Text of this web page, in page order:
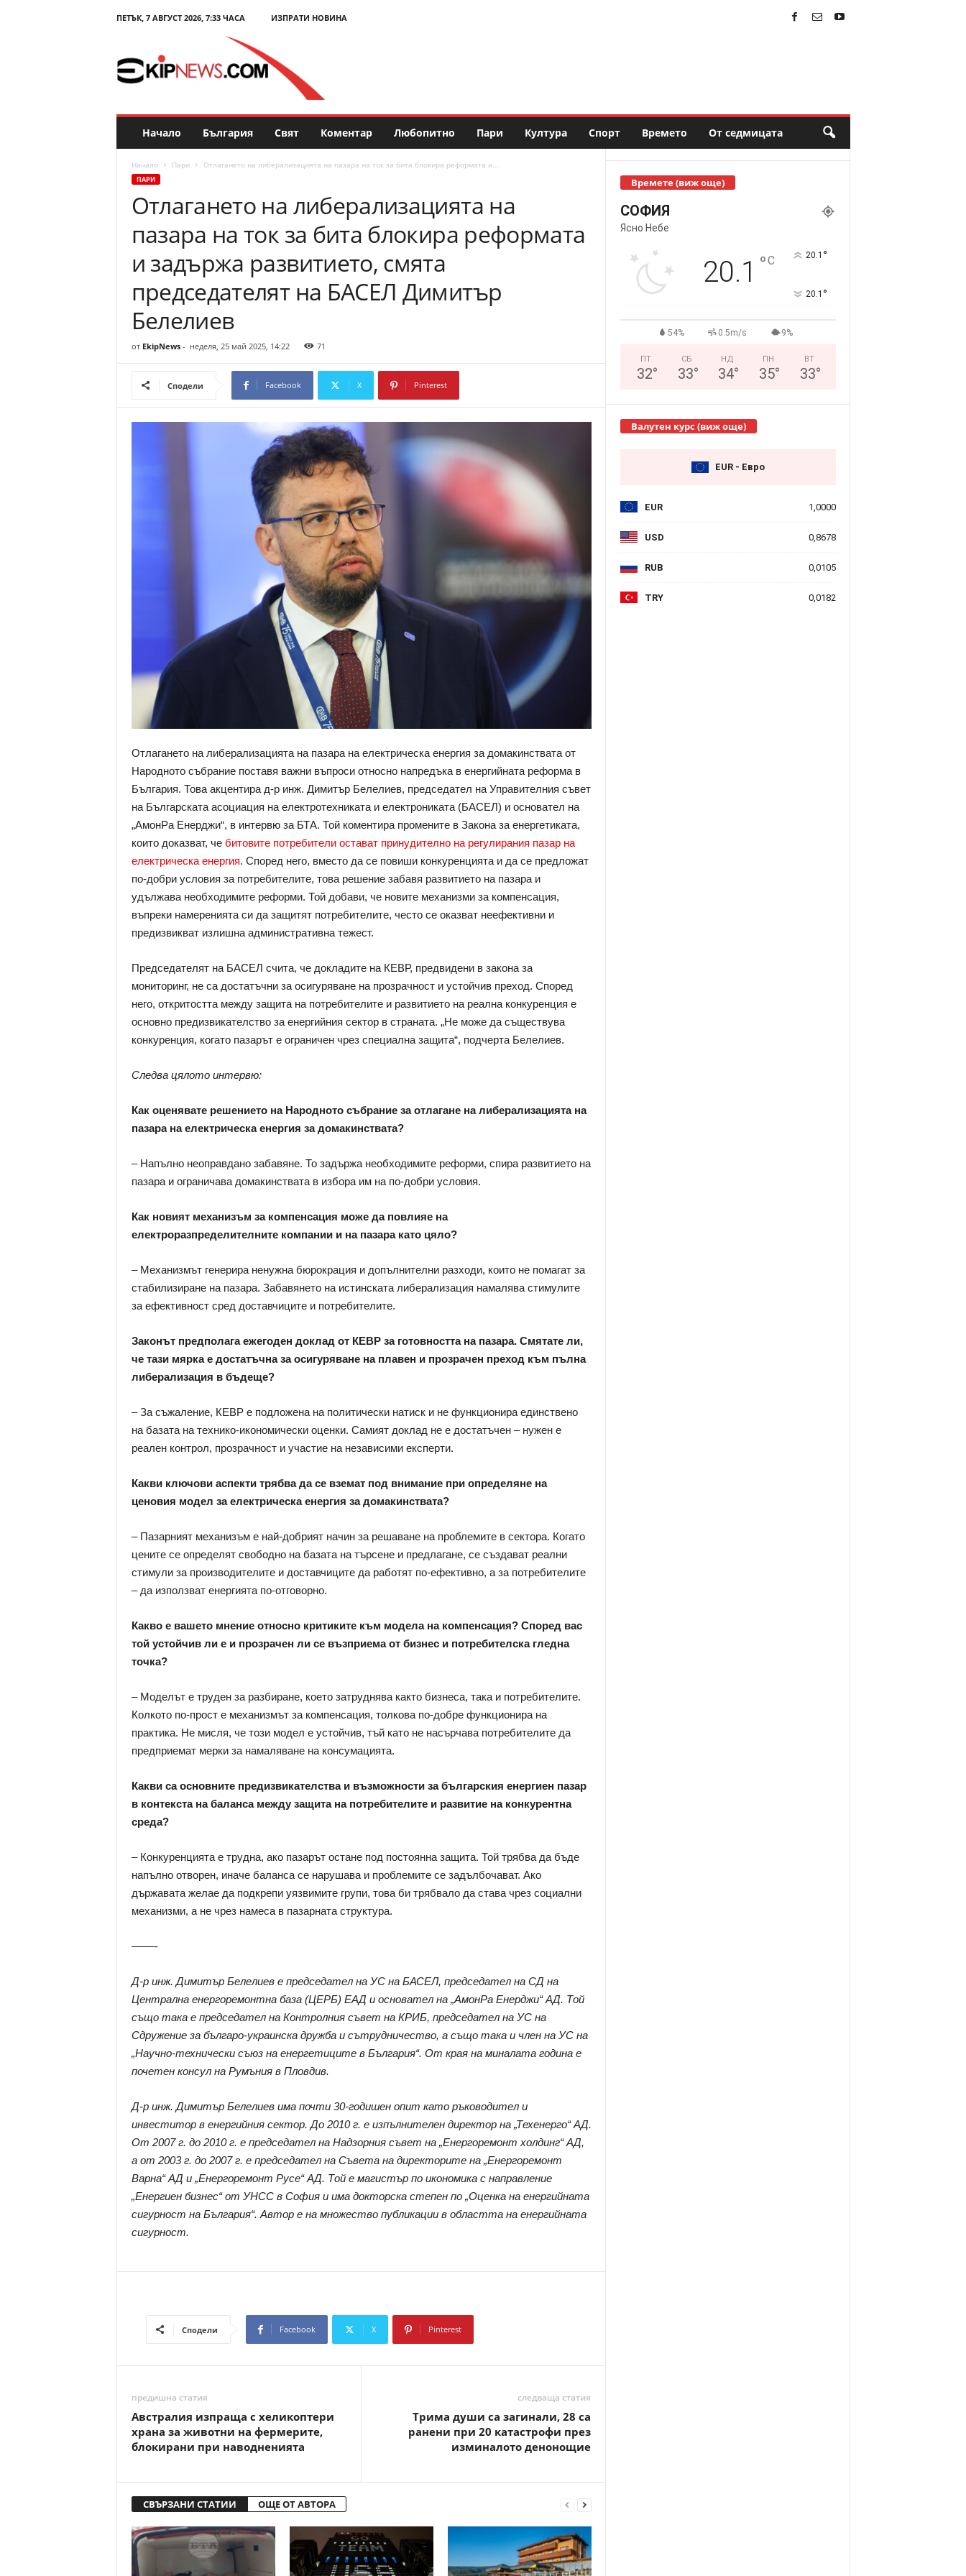
ПЕТЪК, 7 АВГУСТ 2026, 7:33 ЧАСА ИЗПРАТИ НОВИНА
E
p
N
е
а
Начало България Свят Коментар Любопитно Пари Култура Спорт Времето От седмицата
Начало Пари Отлагането на либерализацията на пазара на ток за бита блокира реформата и...
ПАРИ
Отлагането на либерализацията на
пазара на ток за бита блокира реформата
и задържа развитието, смята
председателят на БАСЕЛ Димитър
Белелиев
от EkipNews- неделя, 25 май 2025, 14:22 71
Сподели Facebook X Pinterest
Отлагането на либерализацията на пазара на електрическа енергия за домакинствата от
Народното събрание поставя важни въпроси относно напредъка в енергийната реформа в
България. Това акцентира д-р инж. Димитър Белелиев, председател на Управителния съвет
на Българската асоциация на електротехниката и електрониката (БАСЕЛ) и основател на
„АмонРа Енерджи“, в интервю за БТА. Той коментира промените в Закона за енергетиката,
които доказват, че битовите потребители остават принудително на регулирания пазар на
електрическа енергия. Според него, вместо да се повиши конкуренцията и да се предложат
по-добри условия за потребителите, това решение забавя развитието на пазара и
удължава необходимите реформи. Той добави, че новите механизми за компенсация,
въпреки намеренията си да защитят потребителите, често се оказват неефективни и
предизвикват излишна административна тежест.
Председателят на БАСЕЛ счита, че докладите на КЕВР, предвидени в закона за
мониторинг, не са достатъчни за осигуряване на прозрачност и устойчив преход. Според
него, откритостта между защита на потребителите и развитието на реална конкуренция е
основно предизвикателство за енергийния сектор в страната. „Не може да съществува
конкуренция, когато пазарът е ограничен чрез специална защита“, подчерта Белелиев.
Следва цялото интервю:
Как оценявате решението на Народното събрание за отлагане на либерализацията на
пазара на електрическа енергия за домакинствата?
– Напълно неоправдано забавяне. То задържа необходимите реформи, спира развитието на
пазара и ограничава домакинствата в избора им на по-добри условия.
Как новият механизъм за компенсация може да повлияе на
електроразпределителните компании и на пазара като цяло?
– Механизмът генерира ненужна бюрокрация и допълнителни разходи, които не помагат за
стабилизиране на пазара. Забавянето на истинската либерализация намалява стимулите
за ефективност сред доставчиците и потребителите.
Законът предполага ежегоден доклад от КЕВР за готовността на пазара. Смятате ли,
че тази мярка е достатъчна за осигуряване на плавен и прозрачен преход към пълна
либерализация в бъдеще?
– За съжаление, КЕВР е подложена на политически натиск и не функционира единствено
на базата на технико-икономически оценки. Самият доклад не е достатъчен – нужен е
реален контрол, прозрачност и участие на независими експерти.
Какви ключови аспекти трябва да се вземат под внимание при определяне на
ценовия модел за електрическа енергия за домакинствата?
– Пазарният механизъм е най-добрият начин за решаване на проблемите в сектора. Когато
цените се определят свободно на базата на търсене и предлагане, се създават реални
стимули за производителите и доставчиците да работят по-ефективно, а за потребителите
– да използват енергията по-отговорно.
Какво е вашето мнение относно критиките към модела на компенсация? Според вас
той устойчив ли е и прозрачен ли се възприема от бизнес и потребителска гледна
точка?
– Моделът е труден за разбиране, което затруднява както бизнеса, така и потребителите.
Колкото по-прост е механизмът за компенсация, толкова по-добре функционира на
практика. Не мисля, че този модел е устойчив, тъй като не насърчава потребителите да
предприемат мерки за намаляване на консумацията.
Какви са основните предизвикателства и възможности за българския енергиен пазар
в контекста на баланса между защита на потребителите и развитие на конкурентна
среда?
– Конкуренцията е трудна, ако пазарът остане под постоянна защита. Той трябва да бъде
напълно отворен, иначе баланса се нарушава и проблемите се задълбочават. Ако
държавата желае да подкрепи уязвимите групи, това би трябвало да става чрез социални
механизми, а не чрез намеса в пазарната структура.
––––-
Д-р инж. Димитър Белелиев е председател на УС на БАСЕЛ, председател на СД на
Централна енергоремонтна база (ЦЕРБ) ЕАД и основател на „АмонРа Енерджи“ АД. Той
също така е председател на Контролния съвет на КРИБ, председател на УС на
Сдружение за българо-украинска дружба и сътрудничество, а също така и член на УС на
„Научно-технически съюз на енергетиците в България“. От края на миналата година е
почетен консул на Румъния в Пловдив.
Д-р инж. Димитър Белелиев има почти 30-годишен опит като ръководител и
инвеститор в енергийния сектор. До 2010 г. е изпълнителен директор на „Техенерго“ АД.
От 2007 г. до 2010 г. е председател на Надзорния съвет на „Енергоремонт холдинг“ АД,
а от 2003 г. до 2007 г. е председател на Съвета на директорите на „Енергоремонт
Варна“ АД и „Енергоремонт Русе“ АД. Той е магистър по икономика с направление
„Енергиен бизнес“ от УНСС в София и има докторска степен по „Оценка на енергийната
сигурност на България“. Автор е на множество публикации в областта на енергийната
сигурност.
Сподели Facebook X Pinterest
предишна статия
Австралия изпраща с хеликоптери
храна за животни на фермерите,
блокирани при наводненията
следваща статия
Трима души са загинали, 28 са
ранени при 20 катастрофи през
изминалото денонощие
СВЪРЗАНИ СТАТИИ ОЩЕ ОТ АВТОРА
Времете (виж още)
СОФИЯ
Ясно Небе
20.1 °C 20.1 °
20.1 °
54% 0.5m/s 9%
ПТ
32°
СБ
33°
НД
34°
ПН
35°
ВТ
33°
Валутен курс (виж още)
EUR - Евро
EUR 1,0000
USD 0,8678
RUB 0,0105
TRY 0,0182